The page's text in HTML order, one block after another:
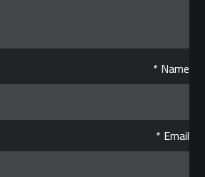
Name
*
Email
*